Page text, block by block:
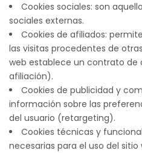
Cookies sociales: son
sociales externas.
Cookies de afiliados:
las visitas procedentes de
web establece un contrato de
afiliación).
Cookies de publicidad y
información sobre las
del usuario (retargeting).
Cookies técnicas y
necesarias para el uso del